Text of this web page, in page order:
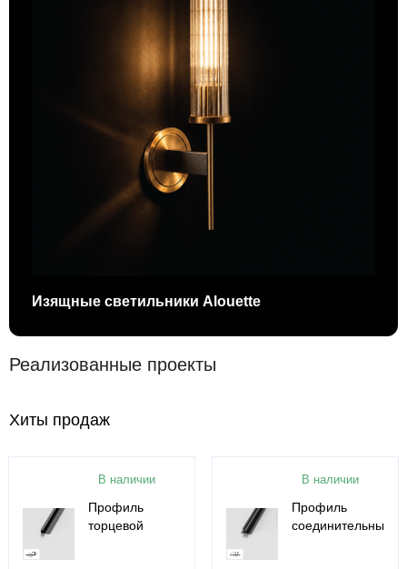
Изящные светильники Alouette
Реализованные проекты
Хиты продаж
В наличии
Профиль
торцевой
В наличии
Профиль
соединительный